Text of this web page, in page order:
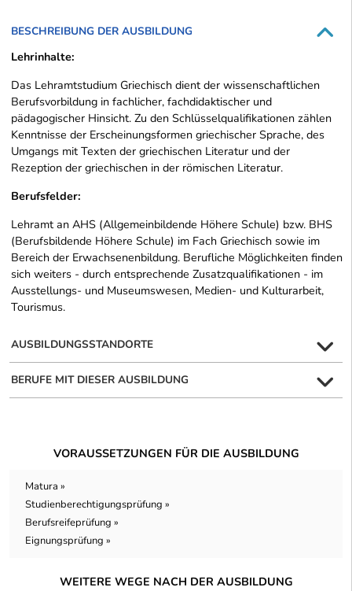
BESCHREIBUNG DER AUSBILDUNG
Lehrinhalte:
Das Lehramtstudium Griechisch dient der wissenschaftlichen
Berufsvorbildung in fachlicher, fachdidaktischer und
pädagogischer Hinsicht. Zu den Schlüsselqualifikationen zählen
Kenntnisse der Erscheinungsformen griechischer Sprache, des
Umgangs mit Texten der griechischen Literatur und der
Rezeption der griechischen in der römischen Literatur.
Berufsfelder:
Lehramt an AHS (Allgemeinbildende Höhere Schule) bzw. BHS
(Berufsbildende Höhere Schule) im Fach Griechisch sowie im
Bereich der Erwachsenenbildung. Berufliche Möglichkeiten finden
sich weiters - durch entsprechende Zusatzqualifikationen - im
Ausstellungs- und Museumswesen, Medien- und Kulturarbeit,
Tourismus.
AUSBILDUNGSSTANDORTE
BERUFE MIT DIESER AUSBILDUNG
VORAUSSETZUNGEN FÜR DIE AUSBILDUNG
Matura »
Studienberechtigungsprüfung »
Berufsreifeprüfung »
Eignungsprüfung »
WEITERE WEGE NACH DER AUSBILDUNG